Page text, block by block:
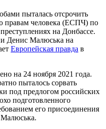
пыталась отсрочить
правам человека (ЕСПЧ) по
на Донбассе.
Денис Малюська на
Европейская правда в
на 24 ноября 2021 года.
пыталось сорвать
под предлогом российских
подготовленного
его присоединения
Малюська.